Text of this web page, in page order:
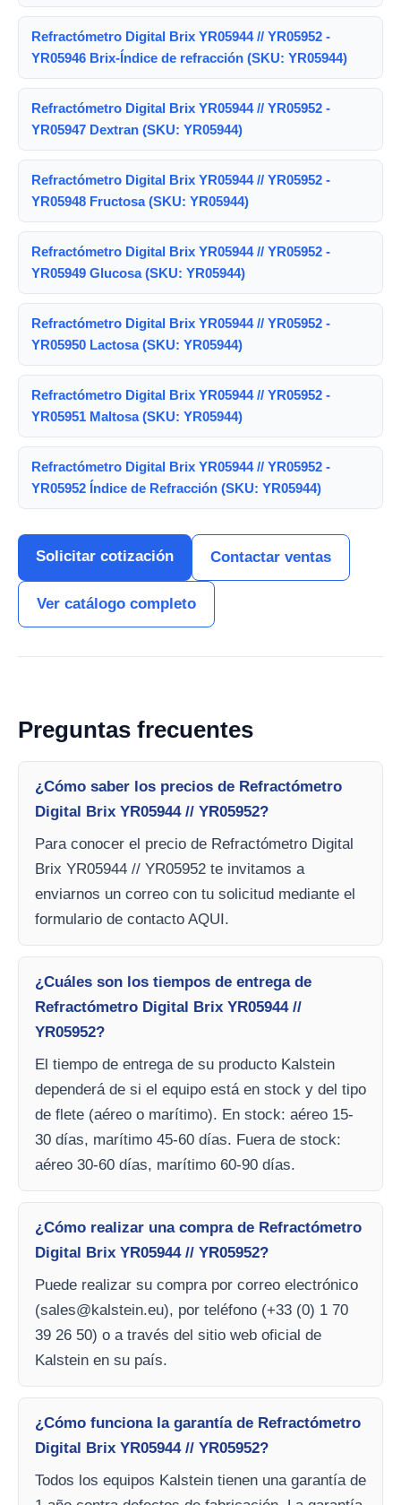
Refractómetro Digital Brix YR05944 // YR05952 -
YR05946 Brix-Índice de refracción (SKU: YR05944)
Refractómetro Digital Brix YR05944 // YR05952 -
YR05947 Dextran (SKU: YR05944)
Refractómetro Digital Brix YR05944 // YR05952 -
YR05948 Fructosa (SKU: YR05944)
Refractómetro Digital Brix YR05944 // YR05952 -
YR05949 Glucosa (SKU: YR05944)
Refractómetro Digital Brix YR05944 // YR05952 -
YR05950 Lactosa (SKU: YR05944)
Refractómetro Digital Brix YR05944 // YR05952 -
YR05951 Maltosa (SKU: YR05944)
Refractómetro Digital Brix YR05944 // YR05952 -
YR05952 Índice de Refracción (SKU: YR05944)
Solicitar cotización Contactar ventas
Ver catálogo completo
Preguntas frecuentes
¿Cómo saber los precios de Refractómetro
Digital Brix YR05944 // YR05952?
Para conocer el precio de Refractómetro Digital
Brix YR05944 // YR05952 te invitamos a
enviarnos un correo con tu solicitud mediante el
formulario de contacto AQUI.
¿Cuáles son los tiempos de entrega de
Refractómetro Digital Brix YR05944 //
YR05952?
El tiempo de entrega de su producto Kalstein
dependerá de si el equipo está en stock y del tipo
de flete (aéreo o marítimo). En stock: aéreo 15-
30 días, marítimo 45-60 días. Fuera de stock:
aéreo 30-60 días, marítimo 60-90 días.
¿Cómo realizar una compra de Refractómetro
Digital Brix YR05944 // YR05952?
Puede realizar su compra por correo electrónico
(sales@kalstein.eu), por teléfono (+33 (0) 1 70
39 26 50) o a través del sitio web oficial de
Kalstein en su país.
¿Cómo funciona la garantía de Refractómetro
Digital Brix YR05944 // YR05952?
Todos los equipos Kalstein tienen una garantía de